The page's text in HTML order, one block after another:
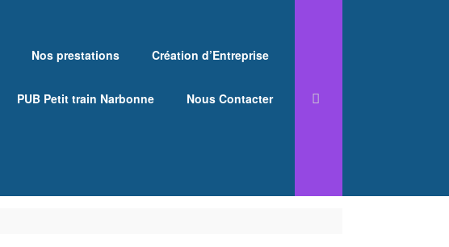
Nos prestations Création d’Entreprise
PUB Petit train Narbonne Nous Contacter